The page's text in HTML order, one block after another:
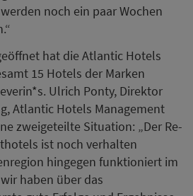
noch ein paar Wochen
hat die Atlantic Hotels
15 Hotels der Marken
Ulrich Ponty, Direktor
Atlantic Hotels Management
zweigeteilte Situation: „Der Re-
ist noch verhalten
hingegen funktioniert im
haben über das